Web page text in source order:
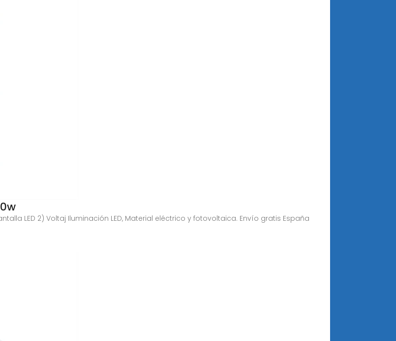
LED 2) Voltaj Iluminación LED, Material eléctrico y fotovoltaica. Envío gratis España